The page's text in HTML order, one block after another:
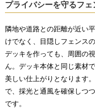
プライバシーを守るフ
隣地や道路との距離が近い
けでなく、目隠しフェンス
デッキを作っても、周囲の
ん。デッキ本体と同じ素材
美しい仕上がりとなります
で、採光と通風を確保しつ
です。